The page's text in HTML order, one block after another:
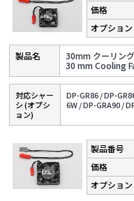
30mm クーリン
30 mm Cooling
対応シャー
シ (オプシ
ョン)
DP-GR86 /DP-
6W /DP-GRA90 /